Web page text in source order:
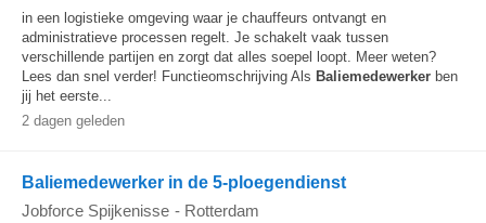
in een logistieke omgeving waar je chauffeurs ontvangt en
administratieve processen regelt. Je schakelt vaak tussen
verschillende partijen en zorgt dat alles soepel loopt. Meer weten?
Lees dan snel verder! Functieomschrijving Als Baliemedewerker ben
jij het eerste...
2 dagen geleden
Baliemedewerker in de 5-ploegendienst
Jobforce Spijkenisse - Rotterdam